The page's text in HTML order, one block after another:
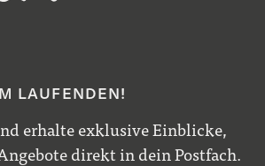
LAUFENDEN!
erhalte exklusive Einblicke,
direkt in dein Postfach.